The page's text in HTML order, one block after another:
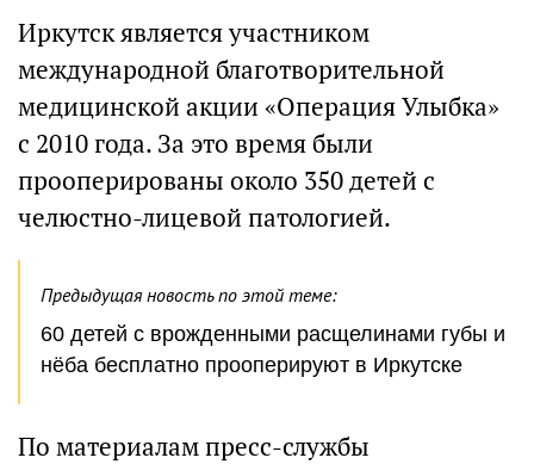
Иркутск является участником
международной благотворительной
медицинской акции «Операция Улыбка»
с 2010 года. За это время были
прооперированы около 350 детей с
челюстно-лицевой патологией.
Предыдущая новость по этой теме:
60 детей с врожденными расщелинами губы и
нёба бесплатно прооперируют в Иркутске
По материалам пресс-службы